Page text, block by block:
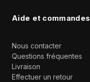
Aide et commandes
Nous contacter
Questions fréquentes
Livraison
Effectuer un retour